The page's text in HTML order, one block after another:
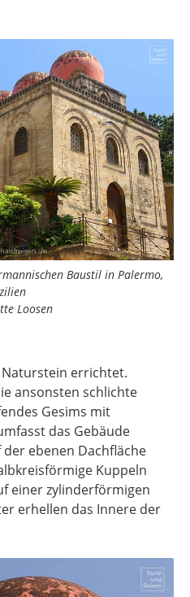
Baustil in Palermo,
Loosen
errichtet.
ansonsten schlichte
Gesims mit
das Gebäude
ebenen Dachfläche
Kuppeln
einer zylinderförmigen
erhellen das Innere der